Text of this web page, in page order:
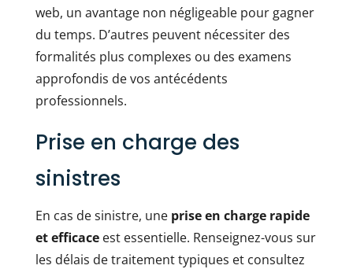
web, un avantage non négligeable pour gagner
du temps. D’autres peuvent nécessiter des
formalités plus complexes ou des examens
approfondis de vos antécédents
professionnels.
Prise en charge des
sinistres
En cas de sinistre, une prise en charge rapide
et efficaceest essentielle. Renseignez-vous sur
les délais de traitement typiques et consultez